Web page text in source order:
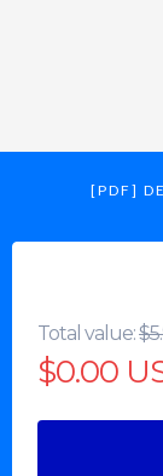
[PDF]
Total value:
$0.00